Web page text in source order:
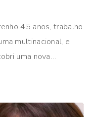
45 anos, trabalho
multinacional, e
uma nova…